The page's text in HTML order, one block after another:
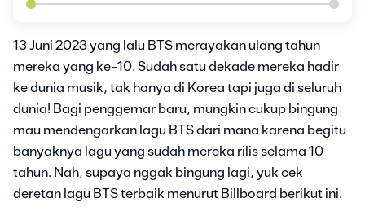
13 Juni 2023 yang lalu BTS merayakan ulang tahun
mereka yang ke-10. Sudah satu dekade mereka hadir
ke dunia musik, tak hanya di Korea tapi juga di seluruh
dunia! Bagi penggemar baru, mungkin cukup bingung
mau mendengarkan lagu BTS dari mana karena begitu
banyaknya lagu yang sudah mereka rilis selama 10
tahun. Nah, supaya nggak bingung lagi, yuk cek
deretan lagu BTS terbaik menurut Billboard berikut ini.